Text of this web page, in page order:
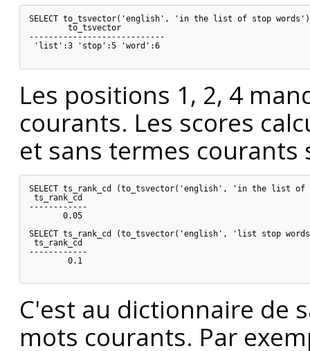
SELECT to_tsvector('english', 'in the list of stop
        to_tsvector
----------------------------
'list':3 'stop':5 'word':6
Les positions 1, 2, 4
courants. Les scores
et sans termes
SELECT ts_rank_cd (to_tsvector('english', 'in the list
ts_rank_cd
------------
       0.05
SELECT ts_rank_cd (to_tsvector('english', 'list stop
ts_rank_cd
------------
        0.1
C'est au dictionnaire de
mots courants. Par